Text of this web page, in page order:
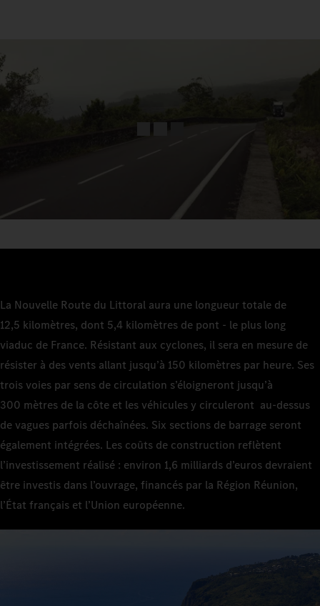
La Nouvelle Route du Littoral aura une longueur totale de
12,5 kilomètres, dont 5,4 kilomètres de pont - le plus long
viaduc de France. Résistant aux cyclones, il sera en mesure de
résister à des vents allant jusqu’à 150 kilomètres par heure. Ses
trois voies par sens de circulation s’éloigneront jusqu’à
300 mètres de la côte et les véhicules y circuleront au-dessus
de vagues parfois déchaînées. Six sections de barrage seront
également intégrées. Les coûts de construction reflètent
l’investissement réalisé : environ 1,6 milliards d’euros devraient
être investis dans l’ouvrage, financés par la Région Réunion,
l’État français et l’Union européenne.